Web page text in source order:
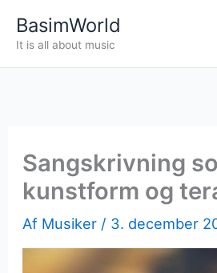
BasimWorld
It is all about music
Sangskrivning
kunstform og
Af Musiker / 3. december